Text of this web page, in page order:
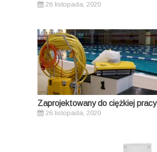
26 listopada, 2020
Zaprojektowany do ciężkiej pracy
26 listopada, 2020